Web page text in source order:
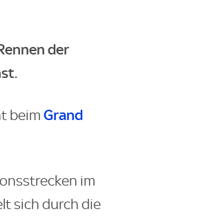
der
beim Grand
im
sich durch die